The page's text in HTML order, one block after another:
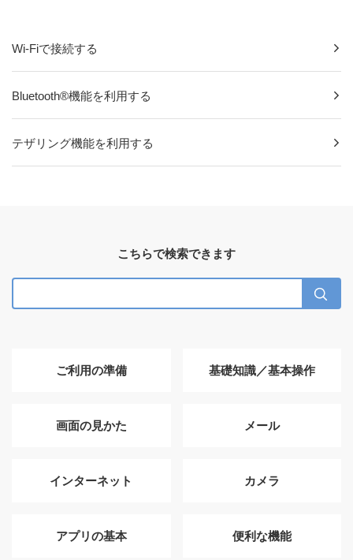
Wi-Fiで接続する
Bluetooth®機能を利用する
テザリング機能を利用する
こちらで検索できます
ご利用の準備 基礎知識／基本操作
画面の見かた メール
インターネット カメラ
アプリの基本 便利な機能